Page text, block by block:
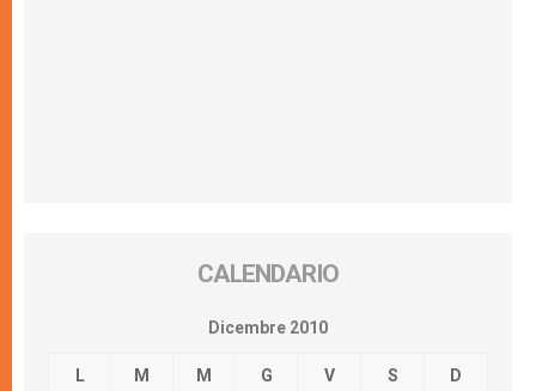
CALENDARIO
Dicembre 2010
L M M G V S D